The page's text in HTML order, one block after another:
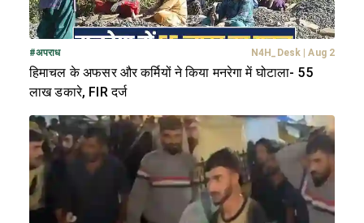
#अपराध N4H_Desk | Aug 2
हिमाचल के अफसर और कर्मियों ने किया मनरेगा में घोटाला- 55
लाख डकारे, FIR दर्ज